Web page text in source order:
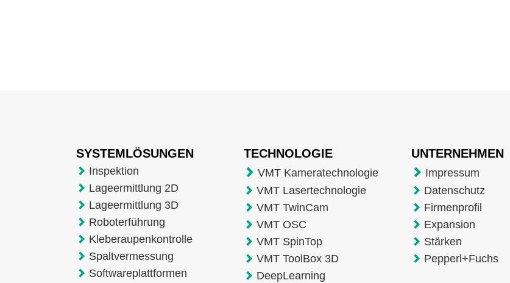
SYSTEMLÖSUNGEN
Inspektion
Lageermittlung 2D
Lageermittlung 3D
Roboterführung
Kleberaupenkontrolle
Spaltvermessung
Softwareplattformen
TECHNOLOGIE
VMT Kameratechnologie
VMT Lasertechnologie
VMT TwinCam
VMT OSC
VMT SpinTop
VMT ToolBox 3D
DeepLearning
UNTERNEHMEN
Impressum
Datenschutz
Firmenprofil
Expansion
Stärken
Pepperl+Fuchs